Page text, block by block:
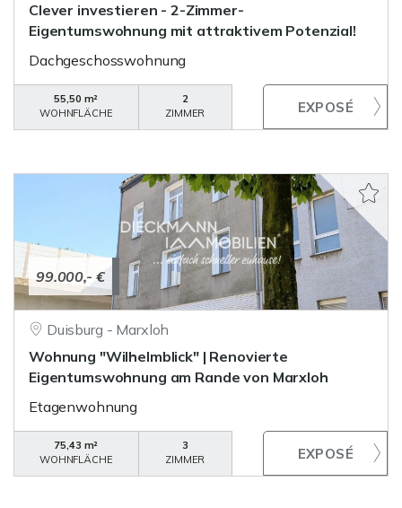
Clever investieren - 2-Zimmer-
Eigentumswohnung mit attraktivem Potenzial!
Dachgeschosswohnung
55,50 m²
WOHNFLÄCHE
2
ZIMMER
99.000,- €
Duisburg - Marxloh
Wohnung "Wilhelmblick" | Renovierte
Eigentumswohnung am Rande von Marxloh
Etagenwohnung
75,43 m²
WOHNFLÄCHE
3
ZIMMER